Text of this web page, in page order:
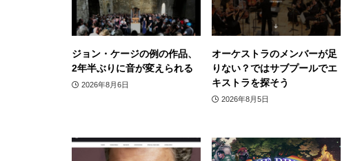
ジョン・ケージの例の作品、
2年半ぶりに音が変えられる
2026年8月6日
オーケストラのメンバーが足
りない？ではサブプールでエ
キストラを探そう
2026年8月5日